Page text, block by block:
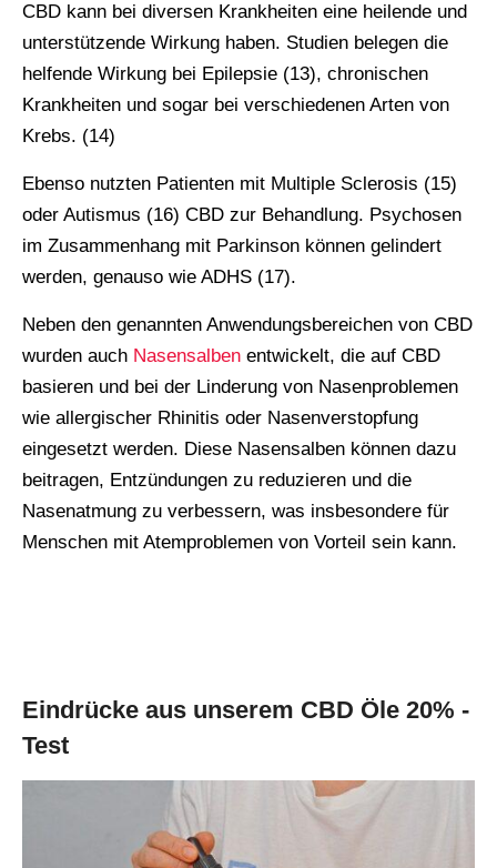
CBD kann bei diversen Krankheiten eine heilende und
unterstützende Wirkung haben. Studien belegen die
helfende Wirkung bei Epilepsie (13), chronischen
Krankheiten und sogar bei verschiedenen Arten von
Krebs. (14)
Ebenso nutzten Patienten mit Multiple Sclerosis (15)
oder Autismus (16) CBD zur Behandlung. Psychosen
im Zusammenhang mit Parkinson können gelindert
werden, genauso wie ADHS (17).
Neben den genannten Anwendungsbereichen von CBD
wurden auch Nasensalben entwickelt, die auf CBD
basieren und bei der Linderung von Nasenproblemen
wie allergischer Rhinitis oder Nasenverstopfung
eingesetzt werden. Diese Nasensalben können dazu
beitragen, Entzündungen zu reduzieren und die
Nasenatmung zu verbessern, was insbesondere für
Menschen mit Atemproblemen von Vorteil sein kann.
Eindrücke aus unserem CBD Öle 20% -
Test